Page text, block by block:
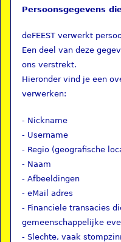
Persoonsgegevens
deFEEST verwerkt
Een deel van deze
ons verstrekt.
Hieronder vind je een
verwerken:
- Nickname
- Username
- Regio (geografische
- Naam
- Afbeeldingen
- eMail adres
- Financiele transacies
gemeenschappelijke
- Slechte, vaak